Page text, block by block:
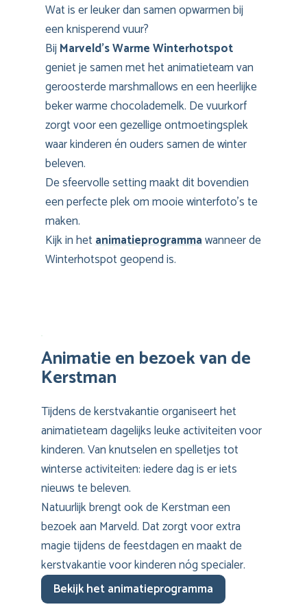
Wat is er leuker dan samen opwarmen bij
een knisperend vuur?
Bij Marveld’s Warme Winterhotspot
geniet je samen met het animatieteam van
geroosterde marshmallows en een heerlijke
beker warme chocolademelk. De vuurkorf
zorgt voor een gezellige ontmoetingsplek
waar kinderen én ouders samen de winter
beleven.
De sfeervolle setting maakt dit bovendien
een perfecte plek om mooie winterfoto’s te
maken.
Kijk in hetanimatieprogrammawanneer de
Winterhotspot geopend is.
Animatie en bezoek van de
Kerstman
Tijdens de kerstvakantie organiseert het
animatieteam dagelijks leuke activiteiten voor
kinderen. Van knutselen en spelletjes tot
winterse activiteiten: iedere dag is er iets
nieuws te beleven.
Natuurlijk brengt ook de Kerstman een
bezoek aan Marveld. Dat zorgt voor extra
magie tijdens de feestdagen en maakt de
kerstvakantie voor kinderen nóg specialer.
Bekijk het animatieprogramma